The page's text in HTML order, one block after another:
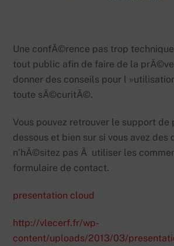
Une confÃ©rence pas trop
tout public afin de faire de la
donner des conseils pour l
toute sÃ©curitÃ©.
Vous pouvez retrouver le support
dessous et bien sur si vous avez des
n’hÃ©sitez pas Ã utiliser les
formulaire de contact.
presentation cloud
http://vlecerf.fr/wp-
content/uploads/2013/03/